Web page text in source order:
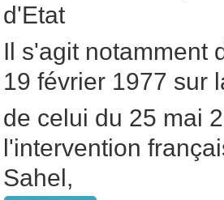
d'Etat
Il s'agit notamment
19 février 1977 sur
de celui du 25 mai
l'intervention
Sahel,